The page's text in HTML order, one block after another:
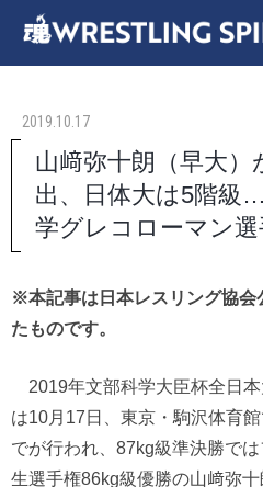
2019.10.17
山﨑弥十朗（早大）
出、日体大は5階級
学グレコローマン選
※本記事は日本レスリング協会
たものです。
2019年文部科学大臣杯全日
は10月17日、東京・駒沢体育
でが行われ、87kg級準決勝で
生選手権86kg級優勝の山﨑弥